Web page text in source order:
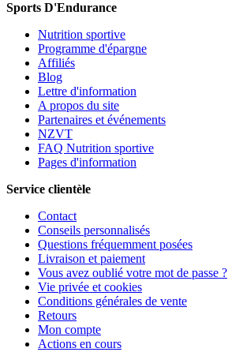
Sports D'Endurance
Nutrition sportive
Programme d'épargne
Affiliés
Blog
Lettre d'information
A propos du site
Partenaires et événements
NZVT
FAQ Nutrition sportive
Pages d'information
Service clientèle
Contact
Conseils personnalisés
Questions fréquemment posées
Livraison et paiement
Vous avez oublié votre mot de passe ?
Vie privée et cookies
Conditions générales de vente
Retours
Mon compte
Actions en cours